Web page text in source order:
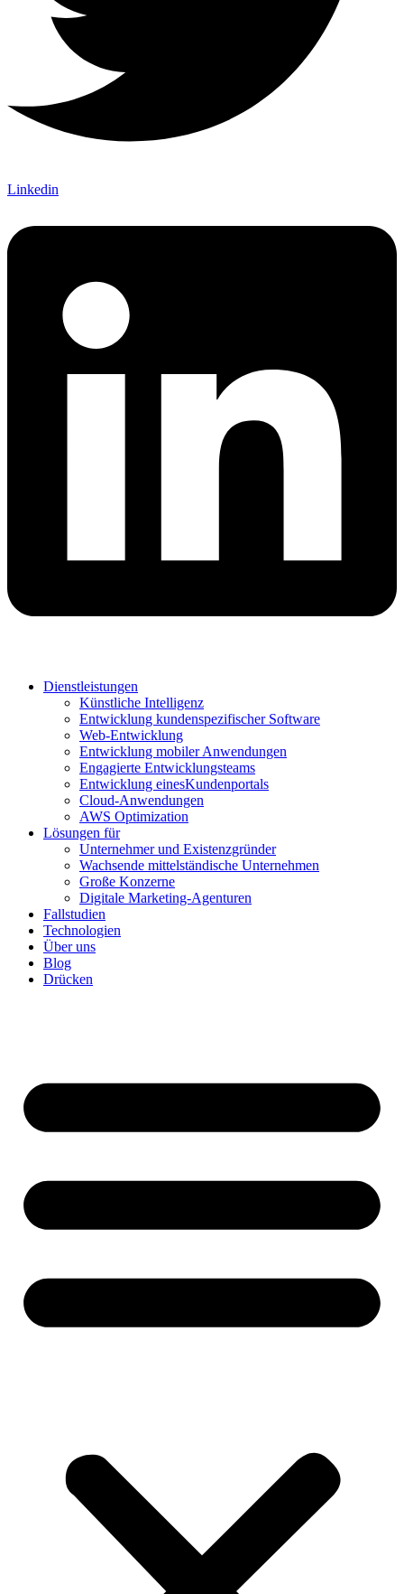
Linkedin
Dienstleistungen
Künstliche Intelligenz
Entwicklung kundenspezifischer Software
Web-Entwicklung
Entwicklung mobiler Anwendungen
Engagierte Entwicklungsteams
Entwicklung einesKundenportals
Cloud-Anwendungen
AWS Optimization
Lösungen für
Unternehmer und Existenzgründer
Wachsende mittelständische Unternehmen
Große Konzerne
Digitale Marketing-Agenturen
Fallstudien
Technologien
Über uns
Blog
Drücken